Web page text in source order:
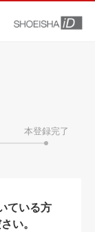
本登録完了
ている方
い。